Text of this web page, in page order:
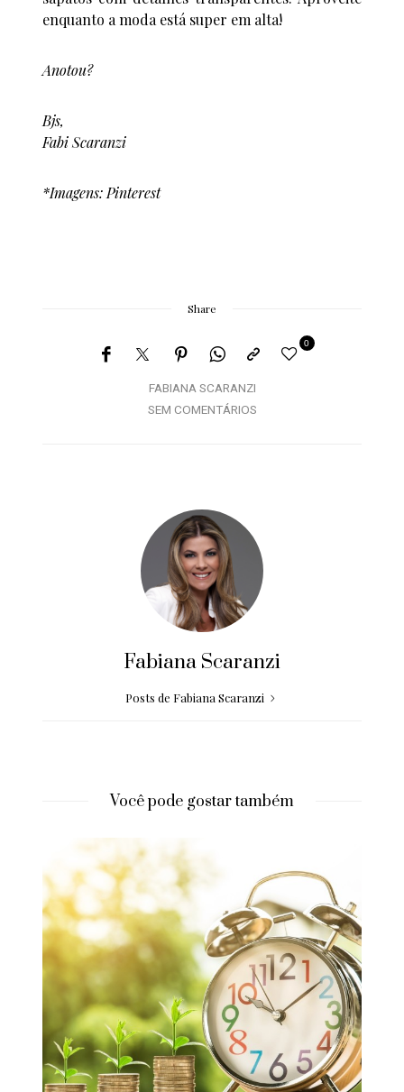
enquanto a moda está super em alta!
Anotou?
Bjs,
Fabi Scaranzi
*Imagens: Pinterest
Share
FABIANA SCARANZI
0
SEM COMENTÁRIOS
Fabiana Scaranzi
Posts de Fabiana Scaranzi
Você pode gostar também